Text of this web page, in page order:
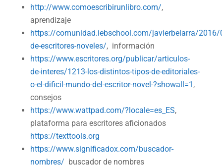
http://www.comoescribirunlibro.com/,
aprendizaje
https://comunidad.iebschool.com/javierbelarra/
de-escritores-noveles/, información
https://www.escritores.org/publicar/articulos-
de-interes/1213-los-distintos-tipos-de-editoriales-
o-el-dificil-mundo-del-escritor-novel-?showall=1 ,
consejos
https://www.wattpad.com/?locale=es_ES,
plataforma para escritores aficionados
https://texttools.org
https://www.significadox.com/buscador-
nombres/ buscador de nombres